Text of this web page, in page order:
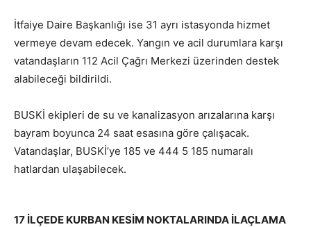
İtfaiye Daire Başkanlığı ise 31 ayrı istasyonda hizmet
vermeye devam edecek. Yangın ve acil durumlara karşı
vatandaşların 112 Acil Çağrı Merkezi üzerinden destek
alabileceği bildirildi.
BUSKİ ekipleri de su ve kanalizasyon arızalarına karşı
bayram boyunca 24 saat esasına göre çalışacak.
Vatandaşlar, BUSKİ’ye 185 ve 444 5 185 numaralı
hatlardan ulaşabilecek.
17 İLÇEDE KURBAN KESİM NOKTALARINDA İLAÇLAMA